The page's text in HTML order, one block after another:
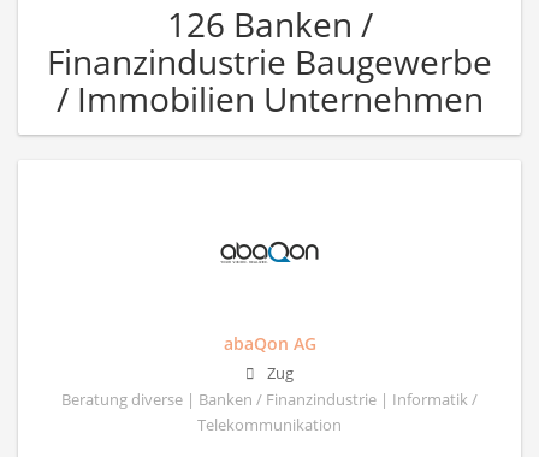
126 Banken /
Finanzindustrie Baugewerbe
/ Immobilien Unternehmen
abaQon AG
Zug
Beratung diverse | Banken / Finanzindustrie | Informatik /
Telekommunikation